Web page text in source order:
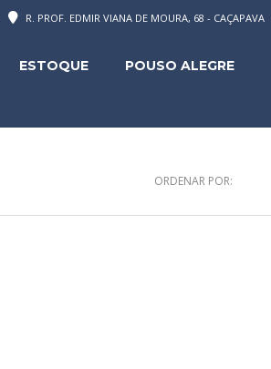
R. PROF. EDMIR VIANA DE MOURA, 68 - CAÇAPAVA
ESTOQUE POUSO ALEGRE
ORDENAR POR: